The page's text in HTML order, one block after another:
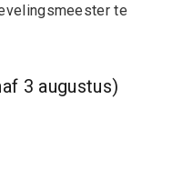
te
3 augustus)